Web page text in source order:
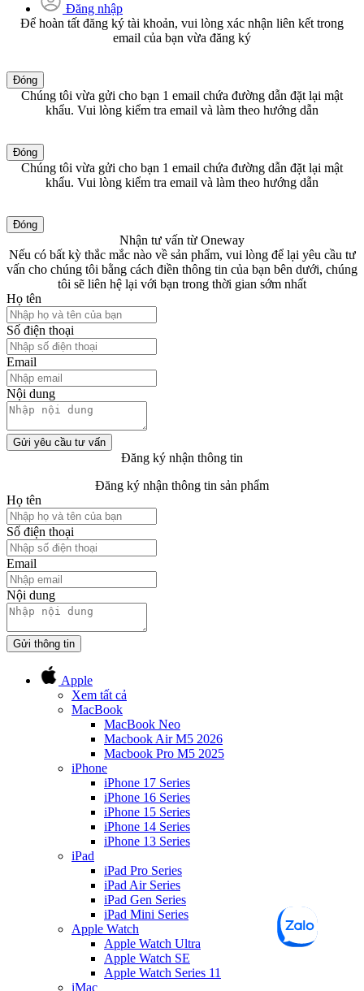
Đăng nhập
Để hoàn tất đăng ký tài khoản, vui lòng xác nhận liên kết trong
email của bạn vừa đăng ký
Đóng
Chúng tôi vừa gửi cho bạn 1 email chứa đường dẫn đặt lại mật
khẩu. Vui lòng kiểm tra email và làm theo hướng dẫn
Đóng
Chúng tôi vừa gửi cho bạn 1 email chứa đường dẫn đặt lại mật
khẩu. Vui lòng kiểm tra email và làm theo hướng dẫn
Đóng
Nhận tư vấn từ Oneway
Nếu có bất kỳ thắc mắc nào về sản phẩm, vui lòng để lại yêu cầu tư
vấn cho chúng tôi bằng cách điền thông tin của bạn bên dưới, chúng
tôi sẽ liên hệ lại với bạn trong thời gian sớm nhất
Họ tên
Số điện thoại
Email
Nội dung
Gửi yêu cầu tư vấn
Đăng ký nhận thông tin
Đăng ký nhận thông tin sản phẩm
Họ tên
Số điện thoại
Email
Nội dung
Gửi thông tin
Apple
Xem tất cả
MacBook
MacBook Neo
Macbook Air M5 2026
Macbook Pro M5 2025
iPhone
iPhone 17 Series
iPhone 16 Series
iPhone 15 Series
iPhone 14 Series
iPhone 13 Series
iPad
iPad Pro Series
iPad Air Series
iPad Gen Series
iPad Mini Series
Apple Watch
Apple Watch Ultra
Apple Watch SE
Apple Watch Series 11
iMac